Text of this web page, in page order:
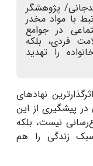
پژوهشگر
با مواد مخدر
در جوامع
فردی، بلکه
را تهدید
نهادهای
پیشگیری از این
نیست، بلکه
زندگی را هم